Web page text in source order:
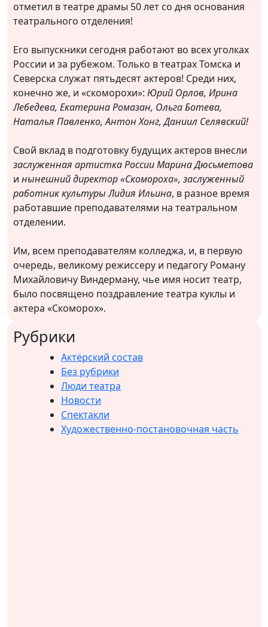
отметил в театре драмы 50 лет со дня основания
театрального отделения!
Его выпускники сегодня работают во всех уголках
России и за рубежом. Только в театрах Томска и
Северска служат пятьдесят актеров! Среди них,
конечно же, и «скоморохи»: Юрий Орлов, Ирина
Лебедева, Екатерина Ромазан, Ольга Ботева,
Наталья Павленко, Антон Хонг, Даниил Селявский!
Свой вклад в подготовку будущих актеров внесли
заслуженная артистка России Марина Дюсьметова
и нынешний директор «Скомороха», заслуженный
работник культуры Лидия Ильина, в разное время
работавшие преподавателями на театральном
отделении.
Им, всем преподавателям колледжа, и, в первую
очередь, великому режиссеру и педагогу Роману
Михайловичу Виндерману, чье имя носит театр,
было посвящено поздравление театра куклы и
актера «Скоморох».
Рубрики
Актёрский состав
Без рубрики
Люди театра
Новости
Спектакли
Художественно-постановочная часть